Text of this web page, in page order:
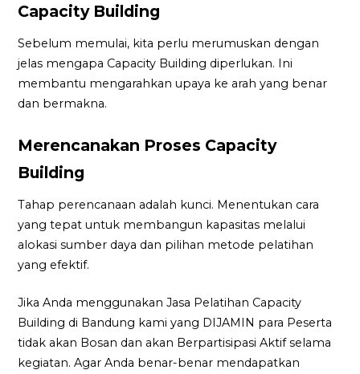
Capacity Building
Sebelum memulai, kita perlu merumuskan dengan
jelas mengapa Capacity Building diperlukan. Ini
membantu mengarahkan upaya ke arah yang benar
dan bermakna.
Merencanakan Proses Capacity
Building
Tahap perencanaan adalah kunci. Menentukan cara
yang tepat untuk membangun kapasitas melalui
alokasi sumber daya dan pilihan metode pelatihan
yang efektif.
Jika Anda menggunakan Jasa Pelatihan Capacity
Building di Bandung kami yang DIJAMIN para Peserta
tidak akan Bosan dan akan Berpartisipasi Aktif selama
kegiatan. Agar Anda benar-benar mendapatkan